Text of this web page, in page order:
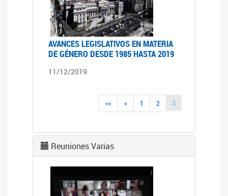
AVANCES LEGISLATIVOS EN MATERIA
DE GÉNERO DESDE 1985 HASTA 2019
11/12/2019
<< < 1 2 3
Reuniones Varias